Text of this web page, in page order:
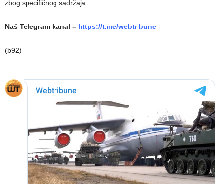
zbog specifičnog sadržaja
Naš Telegram kanal – https://t.me/webtribune
(b92)